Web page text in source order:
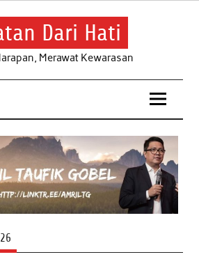
Dari Hati
Merawat Kewarasan